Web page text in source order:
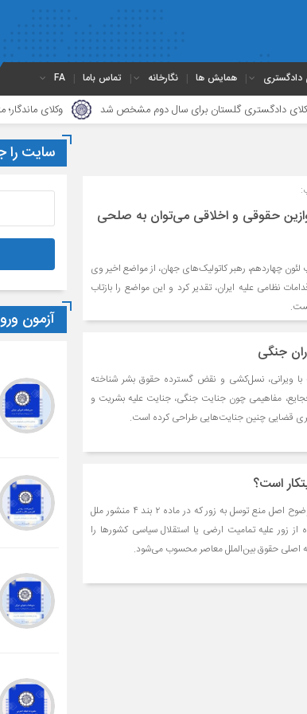
دادگستری همایش ها نگارخانه تماس باما FA
گلستان برای سال دوم مشخص شد وکلای ماندگار؛
حقوقی و اخلاقی می‌توان به صلحی
لئون چهاردهم، رهبر کاتولیک‌های جهان، از مواضع اخیر وی
نظامی علیه ایران، تقدیر کرد و این مواضع را بازتاب
جنگی
با ویرانی، نسل‌کشی و نقض گسترده حقوق بشر شناخته
فجایع، مفاهیمی چون جنایت جنگی، جنایت علیه بشریت و
قضایی چنین جنایت‌هایی طراحی کرده است.
است؟
رژیم صهیونیستی با حمله نظامی به خاک ایران، به‌وضوح اصل منع توسل به زور که در ماده ۲ بند ۴ منشور ملل
زور علیه تمامیت ارضی یا استقلال سیاسی کشورها را
اصلی حقوق بین‌الملل معاصر محسوب می‌شود.
سایت را
آزمون